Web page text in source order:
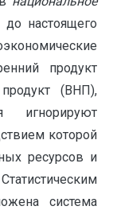
настоящего
продукт
(ВНП),
которой
ресурсов и
система